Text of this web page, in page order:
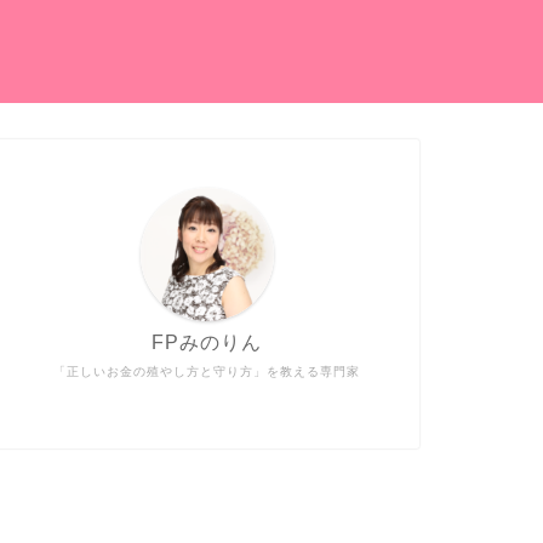
「正しいお金の殖やし方と守り方」を教える専門家
FPみのりん